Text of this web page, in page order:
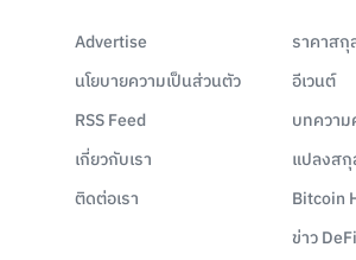
Advertise
นโยบายความเป็นส่วนตัว
RSS Feed
เกี่ยวกับเรา
ติดต่อเรา
ราคาสกุ
อีเวนต์
บทควา
แปลงสกุ
Bitcoin
ข่าว DeFi